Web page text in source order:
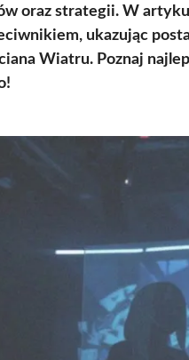
oraz strategii. W
ukazując
Wiatru. Poznaj